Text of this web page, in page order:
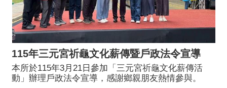
115年三元宮祈龜文化薪傳暨戶政法令宣導
本所於115年3月21日參加「三元宮祈龜文化薪傳活
動」辦理戶政法令宣導，感謝鄉親朋友熱情參與。